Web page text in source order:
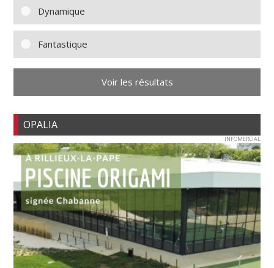
Dynamique
Fantastique
Voir les résultats
OPALIA
INFOMERCIAL